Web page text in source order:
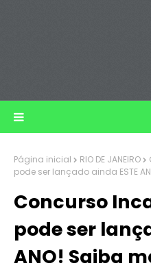
Página inicial RIO DE JANEIRO
pode ser lançado ainda ESTE
Concurso
pode ser
ANO! Saiba